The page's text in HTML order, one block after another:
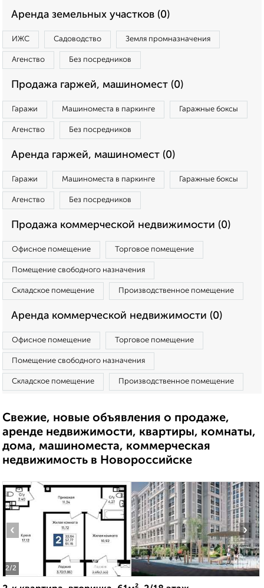
Аренда земельных участков (0)
ИЖС Садоводство Земля промназначения
Агенство Без посредников
Продажа гаржей, машиномест (0)
Гаражи Машиноместа в паркинге Гаражные боксы
Агенство Без посредников
Аренда гаржей, машиномест (0)
Гаражи Машиноместа в паркинге Гаражные боксы
Агенство Без посредников
Продажа коммерческой недвижимости (0)
Офисное помещение Торговое помещение
Помещение свободного назначения
Складское помещение Производственное помещение
Аренда коммерческой недвижимости (0)
Офисное помещение Торговое помещение
Помещение свободного назначения
Складское помещение Производственное помещение
Свежие, новые объявления о продаже,
аренде недвижимости, квартиры, комнаты,
дома, машиноместа, коммерческая
недвижимость в Новороссийске
2/2
‹ ›